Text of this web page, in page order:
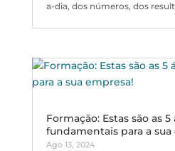
a-dia, dos números, dos
Formação: Estas são as 5
fundamentais para a sua
Ago 13, 2024